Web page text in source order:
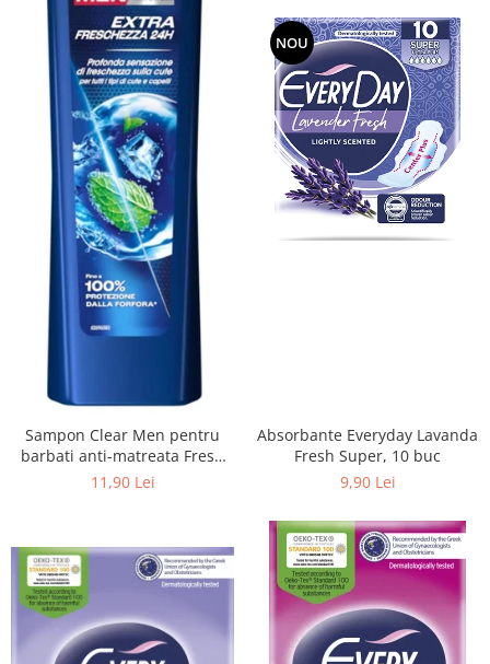
Sampon Clear Men pentru
barbati anti-matreata Fresh
cu menta 225 ml
11,90 Lei
NOU
Absorbante Everyday Lavanda
Fresh Super, 10 buc
9,90 Lei